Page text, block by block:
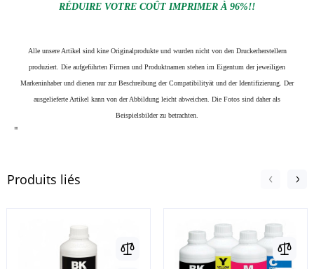
RÉDUIRE VOTRE COÛT IMPRIMER À 96%!!
Alle unsere Artikel sind kine Originalprodukte und wurden nicht von den Druckerherstellern
produziert. Die aufgeführten Firmen und Produktnamen stehen im Eigentum der jeweiligen
Markeninhaber und dienen nur zur Beschreibung der Compatibilityät und der Identifizierung. Der
ausgelieferte Artikel kann von der Abbildung leicht abweichen. Die Fotos sind daher als
Beispielsbilder zu betrachten.
"
Produits liés